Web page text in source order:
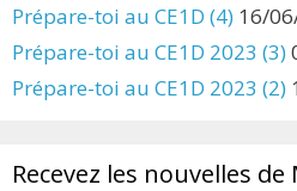
Prépare-toi au CE1D (4) 16/
Prépare-toi au CE1D 2023 (3)
Prépare-toi au CE1D 2023 (2)
Recevez les nouvelles